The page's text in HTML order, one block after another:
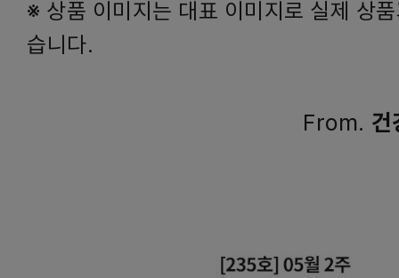
※ 상품 이미지는 대표 이미지로 실제 상
습니다.
From. 건